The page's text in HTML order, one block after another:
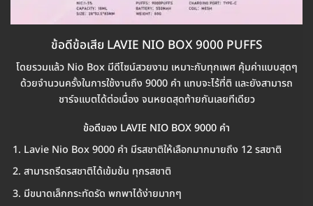
ข้อดีข้อเสีย LAVIE NIO BOX 9000 PUFFS
โดยรวมแล้ว Nio Box มีดีไซน์สวยงาม เหมาะกับทุกเพศ คุ้มค่าแบบสุดๆ
ด้วยจำนวนครั้งในการใช้งานถึง 9000 คำ แทบจะไร้ที่ติ และยังสามารถ
ชาร์จแบตได้ต่อเนื่อง จนหยดสุดท้ายกันเลยทีเดียว
ข้อดีของ LAVIE NIO BOX 9000 คำ
Lavie Nio Box 9000 คำ มีรสชาติให้เลือกมากมายถึง 12 รสชาติ
สามารถรีดรสชาติได้เข้มข้น ทุกรสชาติ
มีขนาดเล็กกระทัดรัด พกพาได้ง่ายมากๆ